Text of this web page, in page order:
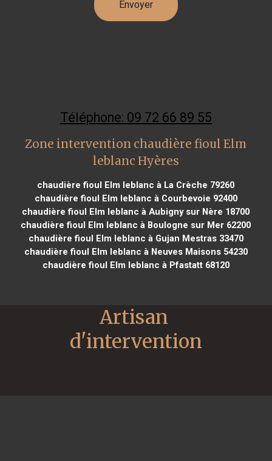
Téléphone: 09 72 66 89 55
Zone intervention chaudière fioul Elm
leblanc Hyères
chaudière fioul Elm leblanc à La Crèche 79260
chaudière fioul Elm leblanc à Courbevoie 92400
chaudière fioul Elm leblanc à Aubigny sur Nère 18700
chaudière fioul Elm leblanc à Boulogne sur Mer 62200
chaudière fioul Elm leblanc à Gujan Mestras 33470
chaudière fioul Elm leblanc à Neuves Maisons 54230
chaudière fioul Elm leblanc à Pfastatt 68120
Artisan
d'intervention